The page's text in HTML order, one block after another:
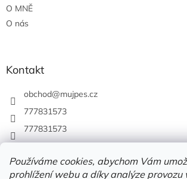
Používáme cookies, abychom Vám
prohlížení webu a díky analýze provozu
O MNĚ
O nás
Kontakt
obchod@mujpes.cz
777831573
777831573